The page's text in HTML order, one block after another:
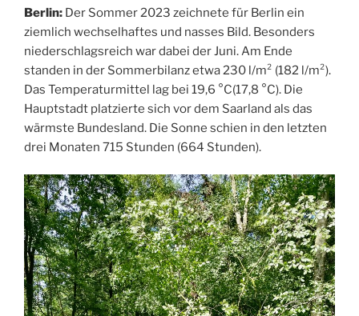
Berlin: Der Sommer 2023 zeichnete für Berlin ein
ziemlich wechselhaftes und nasses Bild. Besonders
niederschlagsreich war dabei der Juni. Am Ende
standen in der Sommerbilanz etwa 230 l/m² (182 l/m²).
Das Temperaturmittel lag bei 19,6 °C(17,8 °C). Die
Hauptstadt platzierte sich vor dem Saarland als das
wärmste Bundesland. Die Sonne schien in den letzten
drei Monaten 715 Stunden (664 Stunden).